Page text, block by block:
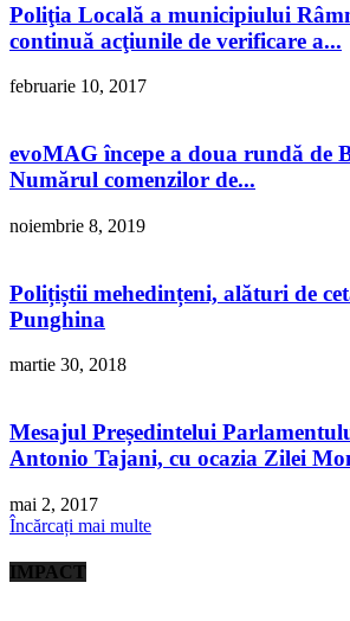
Poliţia Locală a municipiului
continuă acţiunile de verificare a...
februarie 10, 2017
evoMAG începe a doua rundă de
Numărul comenzilor de...
noiembrie 8, 2019
Polițiștii mehedințeni, alături de
Punghina
martie 30, 2018
Mesajul Președintelui
Antonio Tajani, cu ocazia Zilei
mai 2, 2017
Încărcați mai multe
IMPACT